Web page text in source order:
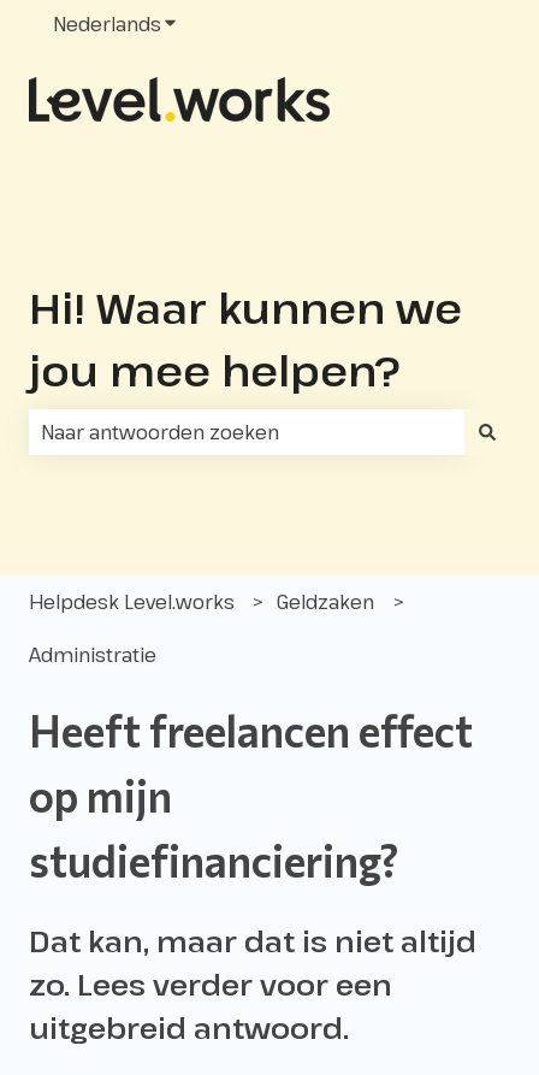
NederlandsSubmenu tonen voor vertalingen
Hi! Waar kunnen we
jou mee helpen?
Helpdesk Level.works Geldzaken
Administratie
Heeft freelancen effect
op mijn
studiefinanciering?
Dat kan, maar dat is niet altijd
zo. Lees verder voor een
uitgebreid antwoord.